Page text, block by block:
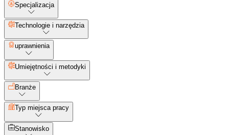
Specjalizacja
Technologie i narzędzia
uprawnienia
Umiejętności i metodyki
Branże
Typ miejsca pracy
Stanowisko